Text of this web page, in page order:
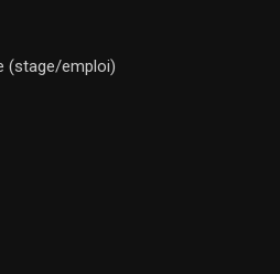
(stage/emploi)